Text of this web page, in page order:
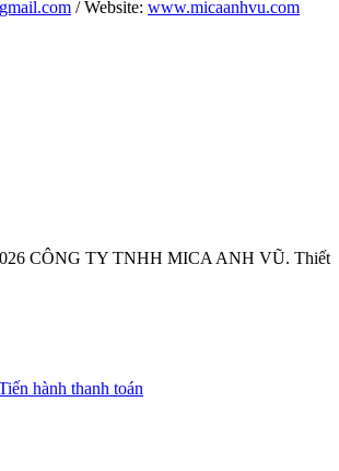
/ Website: www.micaanhvu.com
CÔNG TY TNHH MICA ANH VŨ. Thiết
hành thanh toán